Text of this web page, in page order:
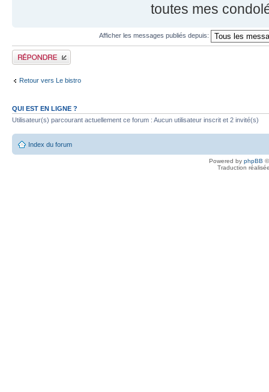
toutes mes
Afficher les messages publiés depuis:
Publier une réponse
Retour vers Le bistro
QUI EST EN LIGNE ?
Utilisateur(s) parcourant actuellement ce forum : Aucun utilisateur inscrit et 2 invité(s)
Index du forum
Powered by phpBB
Traduction